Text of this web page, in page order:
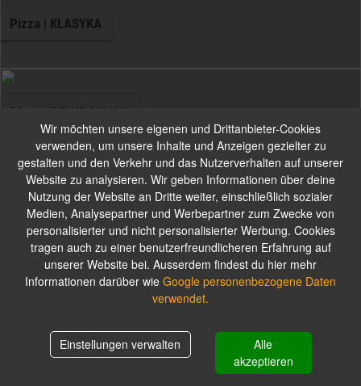
Pizza | KLASYKA
Pizza | PEŁNE SMAKU
Zupy
Do każdej ceny została doliczona kwota 1 zł za opakowanie
Wszystkie sałatki podajemy z grzanką czosnkową. Do każdej ceny
Warenkorb
Wir möchten unsere eigenen und Drittanbieter-Cookies
verwenden, um unsere Inhalte und Anzeigen gezielter zu
gestalten und den Verkehr und das Nutzerverhalten auf unserer
Website zu analysieren. Wir geben Informationen über deine
Nutzung der Website an Dritte weiter, einschließlich sozialer
Medien, Analysepartner und Werbepartner zum Zwecke von
personalisierter und nicht personalisierter Werbung. Cookies
tragen auch zu einer benutzerfreundlicheren Erfahrung auf
unserer Website bei. Ausserdem findest du hier mehr
Informationen darüber wie Google personenbezogene Daten
verwendet.
Einstellungen verwalten
Alle
akzeptieren